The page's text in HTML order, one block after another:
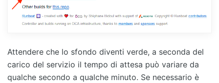
Attendere che lo sfondo diventi verde, a seconda del
carico del servizio il tempo di attesa può variare da
qualche secondo a qualche minuto. Se necessario è